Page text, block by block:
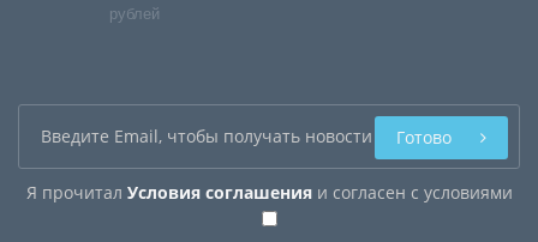
рублей
Я прочитал Условия соглашенияи согласен с условиями
Готово